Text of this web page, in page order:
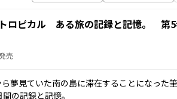
ロピカル ある旅の記録と記憶。 第
売
夢見ていた南の島に滞在することになった
の記録と記憶。